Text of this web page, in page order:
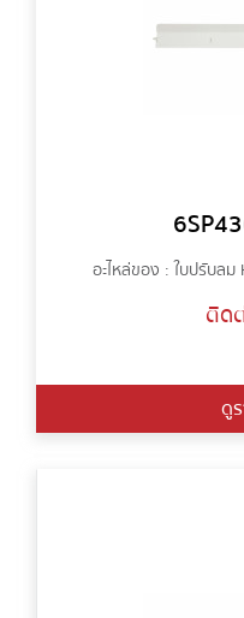
อะไหล่ของ : ใบปรับล
ติด
ดู